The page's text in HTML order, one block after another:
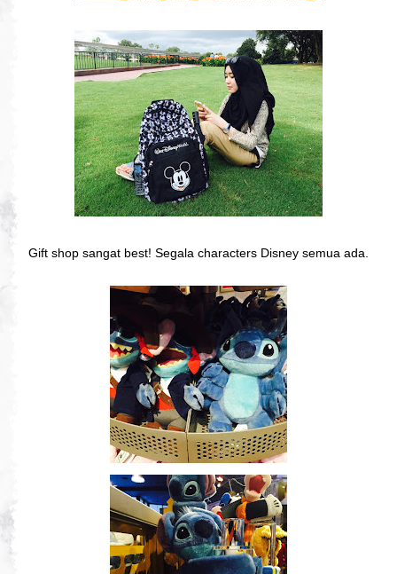
Gift shop sangat best! Segala characters Disney semua ada.